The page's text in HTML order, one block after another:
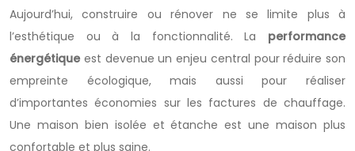
Aujourd’hui, construire ou rénover ne se limite plus à
l’esthétique ou à la fonctionnalité. La performance
énergétique est devenue un enjeu central pour réduire son
empreinte écologique, mais aussi pour réaliser
d’importantes économies sur les factures de chauffage.
Une maison bien isolée et étanche est une maison plus
confortable et plus saine.